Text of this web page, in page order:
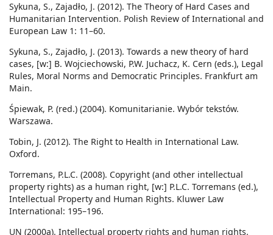
Sykuna, S., Zajadło, J. (2012). The Theory of Hard Cases and
Humanitarian Intervention. Polish Review of International and
European Law 1: 11–60.
Sykuna, S., Zajadło, J. (2013). Towards a new theory of hard
cases, [w:] B. Wojciechowski, P.W. Juchacz, K. Cern (eds.), Legal
Rules, Moral Norms and Democratic Principles. Frankfurt am
Main.
Śpiewak, P. (red.) (2004). Komunitarianie. Wybór tekstów.
Warszawa.
Tobin, J. (2012). The Right to Health in International Law.
Oxford.
Torremans, P.L.C. (2008). Copyright (and other intellectual
property rights) as a human right, [w:] P.L.C. Torremans (ed.),
Intellectual Property and Human Rights. Kluwer Law
International: 195–196.
UN (2000a). Intellectual property rights and human rights.